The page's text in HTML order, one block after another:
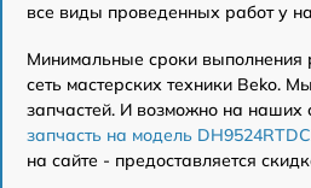
все виды проведенных работ у
Минимальные сроки
сеть мастерских техники Beko.
запчастей. И возможно на наших
запчасть на модель
на сайте - предоставляется